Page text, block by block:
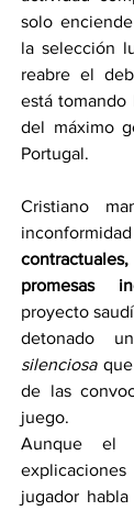
solo
la selección
reabre el
está tomando
del máximo
Portugal.
Cristiano
promesas
proyecto
detonado
silenciosa que
de las
juego.
Aunque el
jugador